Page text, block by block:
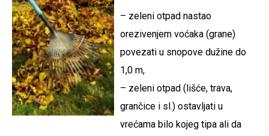
– zeleni otpad nastao
orezivenjem voćaka (grane)
povezati u snopove dužine do
1,0 m,
– zeleni otpad (lišće, trava,
grančice i sl.) ostavljati u
vrećama bilo kojeg tipa ali da